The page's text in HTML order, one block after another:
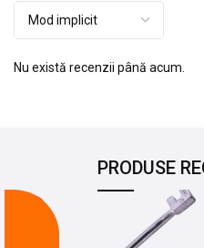
Nu există recenzii până acum.
PRODUSE